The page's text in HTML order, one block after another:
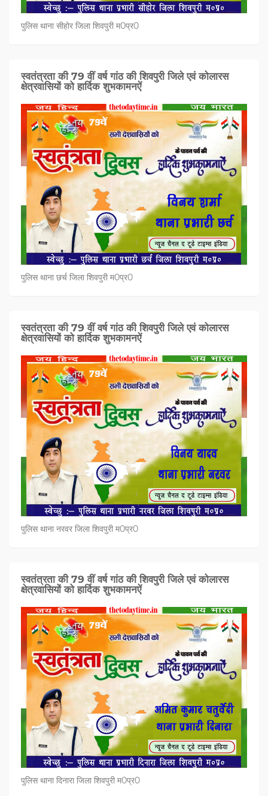
पुलिस थाना सीहोर जिला शिवपुरी म0प्र0
स्वतंत्रता की 79 वीं वर्ष गांठ की शिवपुरी जिले एवं कोलारस
क्षेत्रवासियों को हार्दिक शुभकामनऐं
पुलिस थाना छर्च जिला शिवपुरी म0प्र0
स्वतंत्रता की 79 वीं वर्ष गांठ की शिवपुरी जिले एवं कोलारस
क्षेत्रवासियों को हार्दिक शुभकामनऐं
पुलिस थाना नरवर जिला शिवपुरी म0प्र0
स्वतंत्रता की 79 वीं वर्ष गांठ की शिवपुरी जिले एवं कोलारस
क्षेत्रवासियों को हार्दिक शुभकामनऐं
पुलिस थाना दिनारा जिला शिवपुरी म0प्र0